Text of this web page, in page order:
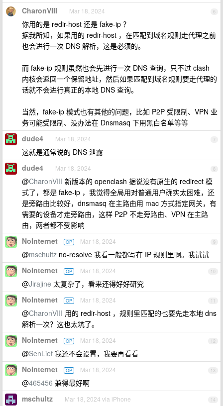
6
CharonVIII Mar 18, 2024
你用的是 redir-host 还是 fake-ip ？
据我所知，如果用的 redir-host ，在匹配到域名规则走代理之前
也会进行一次 DNS 解析，这是必须的。
而 fake-ip 规则虽然也会先进行一次 DNS 查询，只不过 clash
内核会返回一个保留地址，然后如果匹配到域名规则要走代理的
话就不会进行真正的本地 DNS 查询。
当然，fake-ip 模式也有其他的问题，比如 P2P 受限制、VPN 业
务可能受限制、没办法在 Dnsmasq 下用黑白名单等等
7
dude4 Mar 18, 2024
这就是通常说的 DNS 泄露
8
dude4 Mar 18, 2024
@CharonVIII 新版本的 openclash 据说没有原生的 redirect 模
式了，都是 fake-ip ，我觉得全局用对普通用户确实太困难，还
是旁路由比较好，dnsmasq 在主路由用 mac 方式指定网关，有
需要的设备才走旁路由，这样 P2P 不走旁路由、VPN 在主路
由，两者都不受影响
9
NoInternet OP Mar 18, 2024
@mschultz no-resolve 我看一般都写在 IP 规则里啊。我试试
10
NoInternet OP Mar 18, 2024
@Jirajine 太复杂了，看来还得好好研究
11
NoInternet OP Mar 18, 2024
@CharonVIII 用的 redir-host ，规则里匹配的也要先走本地 dns
解析一次？这也太坑了。
12
NoInternet OP Mar 18, 2024
@SenLief 我还不会设置，我要再看看
13
NoInternet OP Mar 18, 2024
@465456 兼得最好啊
14
mschultz Mar 18, 2024 via iPhone